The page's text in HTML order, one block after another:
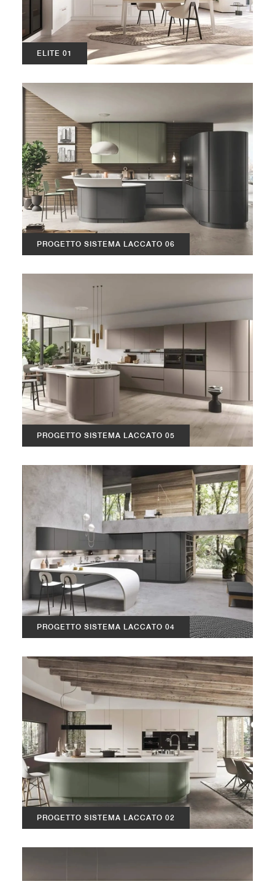
ELITE 01
PROGETTO SISTEMA LACCATO 06
PROGETTO SISTEMA LACCATO 05
PROGETTO SISTEMA LACCATO 04
PROGETTO SISTEMA LACCATO 02